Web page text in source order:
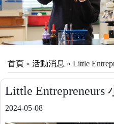
首頁 » 活動消息 » Little
Little Entrepreneurs
2024-05-08